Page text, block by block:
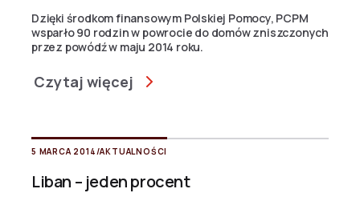
Dzięki środkom finansowym Polskiej Pomocy, PCPM
wsparło 90 rodzin w powrocie do domów zniszczonych
przez powódź w maju 2014 roku.
Czytaj więcej
5 MARCA 2014 /AKTUALNOŚCI
Liban – jeden procent